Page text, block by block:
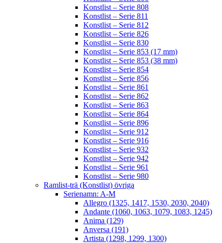
Konstlist – Serie 808
Konstlist – Serie 811
Konstlist – Serie 812
Konstlist – Serie 826
Konstlist – Serie 830
Konstlist – Serie 853 (17 mm)
Konstlist – Serie 853 (38 mm)
Konstlist – Serie 854
Konstlist – Serie 856
Konstlist – Serie 861
Konstlist – Serie 862
Konstlist – Serie 863
Konstlist – Serie 864
Konstlist – Serie 896
Konstlist – Serie 912
Konstlist – Serie 916
Konstlist – Serie 932
Konstlist – Serie 942
Konstlist – Serie 961
Konstlist – Serie 980
Ramlist-trä (Konstlist) övriga
Serienamn: A-M
Allegro (1325, 1417, 1530, 2030, 2040)
Andante (1060, 1063, 1079, 1083, 1245)
Anima (129)
Anversa (191)
Artista (1298, 1299, 1300)